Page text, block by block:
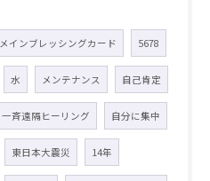
インブレッシングカード 5678
水 メンテナンス 自己肯定
一斉遠隔ヒーリング 自分に集中
東日本大震災 14年